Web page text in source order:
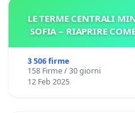
mobilità 2026
pubblici per
e mentre il numero di
rafforzare
LE TERME CENTRALI
SOFIA – RIAPRIRE
3 506 firme
158 Firme / 30 giorni
12 Feb 2025